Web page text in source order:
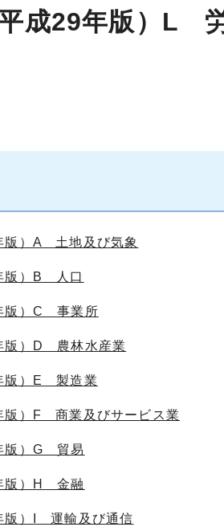
成29年版）L
版）A 土地及び気象
版）B 人口
版）C 事業所
版）D 農林水産業
版）E 製造業
版）F 商業及びサービス業
版）G 貿易
版）H 金融
版）I 運輸及び通信